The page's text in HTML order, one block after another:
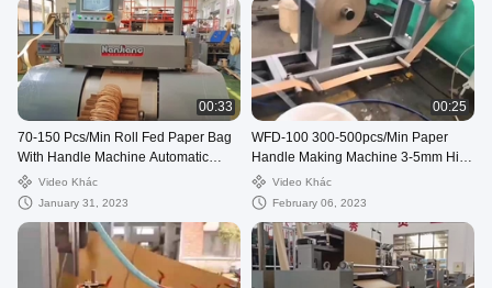
00:33
70-150 Pcs/Min Roll Fed Paper Bag
With Handle Machine Automatic
WFD-330
Video Khác
January 31, 2023
00:25
WFD-100 300-500pcs/Min Paper
Handle Making Machine 3-5mm High
SpeedVideo Khác
February 06, 2023